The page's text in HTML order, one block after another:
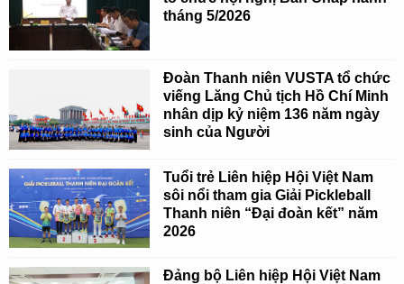
tháng 5/2026
Đoàn Thanh niên VUSTA tổ chức
viếng Lăng Chủ tịch Hồ Chí Minh
nhân dịp kỷ niệm 136 năm ngày
sinh của Người
Tuổi trẻ Liên hiệp Hội Việt Nam
sôi nổi tham gia Giải Pickleball
Thanh niên “Đại đoàn kết” năm
2026
Đảng bộ Liên hiệp Hội Việt Nam